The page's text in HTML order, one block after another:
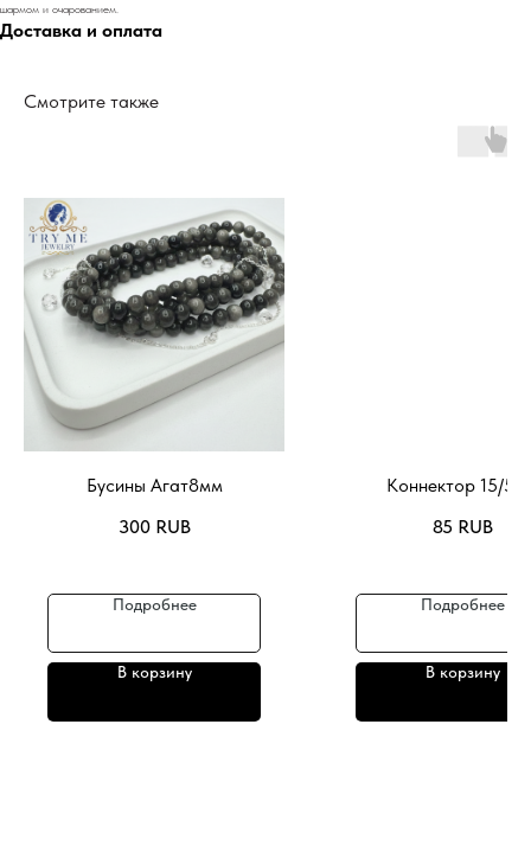
шармом и очарованием.
Доставка и оплата
Смотрите также
Бусины Агат8мм
300 RUB
Подробнее
В корзину
Коннектор 15/
85 RUB
Подробнее
В корзину